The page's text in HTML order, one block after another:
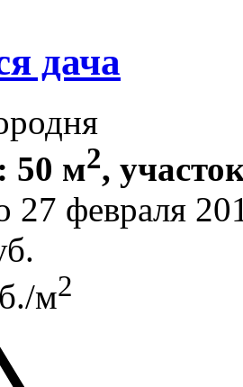
дача
50 м2,
27 февраля
м2